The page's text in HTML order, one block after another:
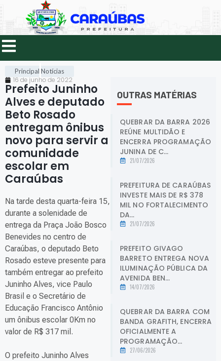
Principal Notícias
16 de junho de 2022
Prefeito Juninho
Alves e deputado
Beto Rosado
entregam ônibus
novo para servir a
comunidade
escolar em
Caraúbas
Na tarde desta quarta-feira 15,
durante a solenidade de
entrega da Praça João Bosco
Benevides no centro de
Caraúbas, o deputado Beto
Rosado esteve presente para
também entregar ao prefeito
Juninho Alves, vice Paulo
Brasil e o Secretário de
Educação Francisco Antônio
um ônibus escolar 0Km no
valor de R$ 317 mil.
O prefeito Juninho Alves
OUTRAS MATÉRIAS
QUEBRAR DA BARRA 2026
REÚNE MULTIDÃO E
ENCERRA PROGRAMAÇÃO
JUNINA DE C...
21/07/2026
PREFEITURA DE CARAÚBAS
INVESTE MAIS DE R$ 378
MIL NO FORTALECIMENTO
DA...
21/07/2026
PREFEITO GIVAGO
BARRETO ENTREGA NOVA
ILUMINAÇÃO PÚBLICA DA
AVENIDA BEN...
14/07/2026
QUEBRAR DA BARRA COM
BANDA GRAFITH, ENCERRA
OFICIALMENTE A
PROGRAMAÇÃO...
27/06/2026